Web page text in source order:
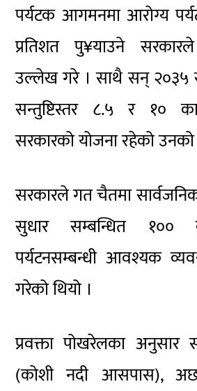
पर्यटक आगमनमा आरोग्य
प्रतिशत पु¥याउने
उल्लेख गरे । साथै सन् २०३५
सन्तुष्टिस्तर ८.५ र १०
सरकारको योजना रहेको
सरकारले गत चैतमा
सुधार सम्बन्धित १००
पर्यटनसम्बन्धी आवश्यक
गरेको थियो ।
प्रवक्ता पोखरेलका अनुसार
(कोशी नदी आसपास),